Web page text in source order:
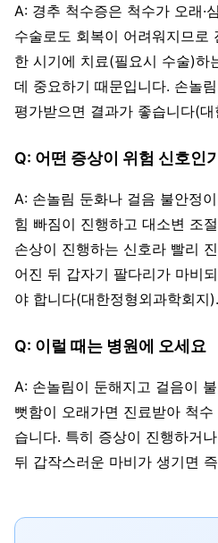
A: 경추 척수증은 척수가 오래·
수술로도 회복이 어려워지므로
한 시기에 치료(필요시 수술)하
데 중요하기 때문입니다. 손놀
평가받으면 결과가 좋습니다(
Q: 어떤 증상이 위험 신호인
A: 손놀림 둔화나 걸음 불안정
힘 빠짐이 진행하고 대소변 조
손상이 진행하는 신호라 빨리
어진 뒤 갑자기 팔다리가 마비
야 합니다(대한정형외과학회지).
Q: 이럴 때는 병원에 오세요
A: 손놀림이 둔해지고 걸음이
뻣함이 오래가면 진료받아 척
습니다. 특히 증상이 진행하거
뒤 갑작스러운 마비가 생기면